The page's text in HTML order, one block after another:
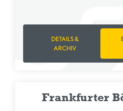
DETAILS &
ARCHIV
Frankfurter